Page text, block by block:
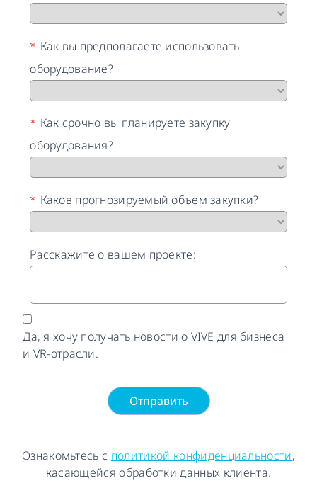
* Как вы предполагаете использовать
оборудование?
* Как срочно вы планируете закупку
оборудования?
* Каков прогнозируемый объем закупки?
Расскажите о вашем проекте:
Да, я хочу получать новости о VIVE для бизнеса
и VR-отрасли.
Отправить
Ознакомьтесь с политикой конфиденциальности,
касающейся обработки данных клиента.